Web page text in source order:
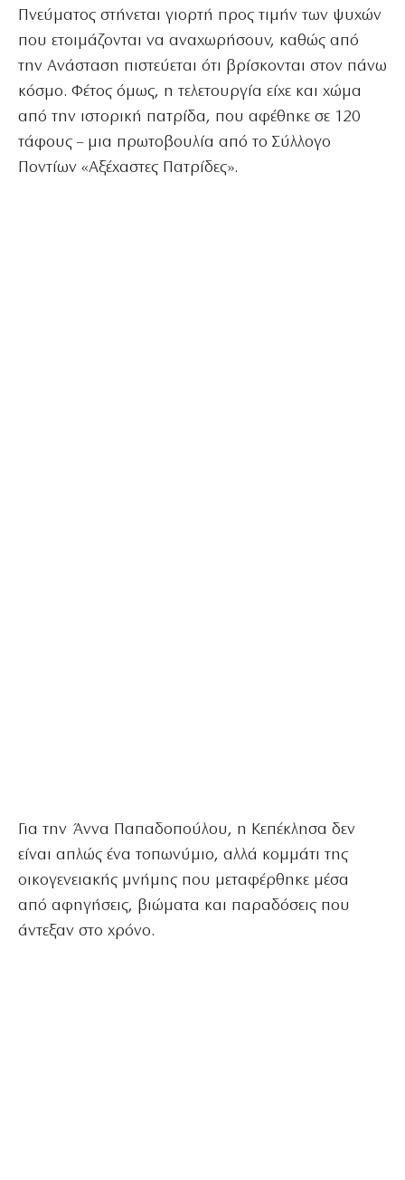
Πνεύματος στήνεται γιορτή προς τιμήν των ψυχών
που ετοιμάζονται να αναχωρήσουν, καθώς από
την Ανάσταση πιστεύεται ότι βρίσκονται στον πάνω
κόσμο. Φέτος όμως, η τελετουργία είχε και χώμα
από την ιστορική πατρίδα, που αφέθηκε σε 120
τάφους – μια πρωτοβουλία από το Σύλλογο
Ποντίων «Αξέχαστες Πατρίδες».
Για την Άννα Παπαδοπούλου, η Κεπέκλησα δεν
είναι απλώς ένα τοπωνύμιο, αλλά κομμάτι της
οικογενειακής μνήμης που μεταφέρθηκε μέσα
από αφηγήσεις, βιώματα και παραδόσεις που
άντεξαν στο χρόνο.